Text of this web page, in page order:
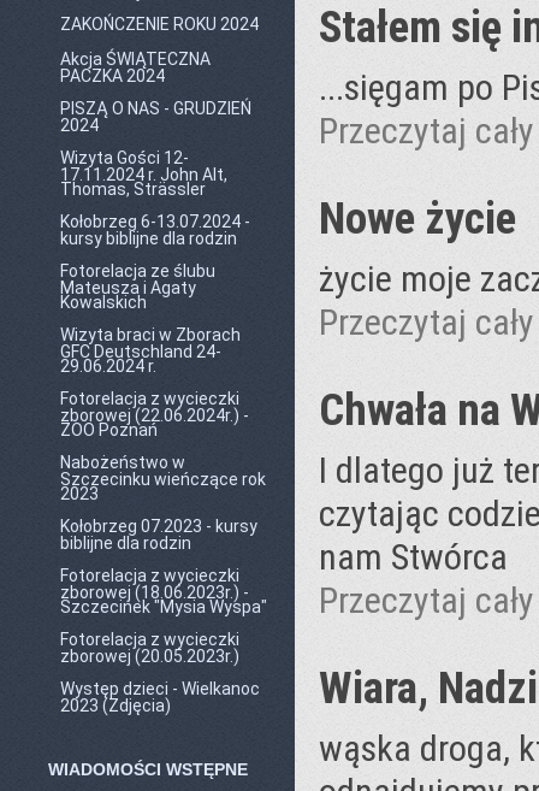
ZAKOŃCZENIE ROKU 2024
Akcja ŚWIĄTECZNA
PACZKA 2024
PISZĄ O NAS - GRUDZIEŃ
2024
Wizyta Gości 12-
17.11.2024 r. John Alt,
Thomas, Strässler
Kołobrzeg 6-13.07.2024 -
kursy biblijne dla rodzin
Fotorelacja ze ślubu
Mateusza i Agaty
Kowalskich
Wizyta braci w Zborach
GFC Deutschland 24-
29.06.2024 r.
Fotorelacja z wycieczki
zborowej (22.06.2024r.) -
ZOO Poznań
Nabożeństwo w
Szczecinku wieńczące rok
2023
Kołobrzeg 07.2023 - kursy
biblijne dla rodzin
Fotorelacja z wycieczki
zborowej (18.06.2023r.) -
Szczecinek "Mysia Wyspa"
Fotorelacja z wycieczki
zborowej (20.05.2023r.)
Występ dzieci - Wielkanoc
2023 (Zdjęcia)
WIADOMOŚCI WSTĘPNE
Stałem się
...sięgam po
Przeczytaj
Nowe życie
życie moje
Przeczytaj
Chwała na
I dlatego już
czytając
nam Stwórca
Przeczytaj
Wiara,
wąska droga,